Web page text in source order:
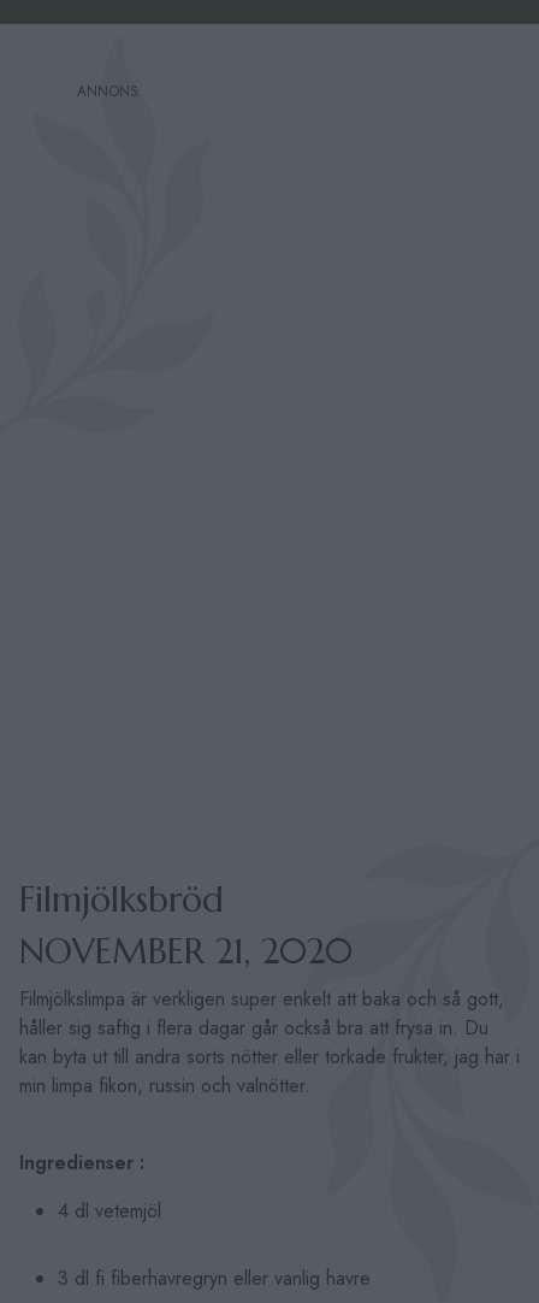
Filmjölksbröd
NOVEMBER 21, 2020
Filmjölkslimpa är verkligen super enkelt att baka och så gott,
håller sig saftig i flera dagar går också bra att frysa in. Du
kan byta ut till andra sorts nötter eller torkade frukter, jag har i
min limpa fikon, russin och valnötter.
Ingredienser :
4 dl vetemjöl
3 dl fi fiberhavregryn eller vanlig havre